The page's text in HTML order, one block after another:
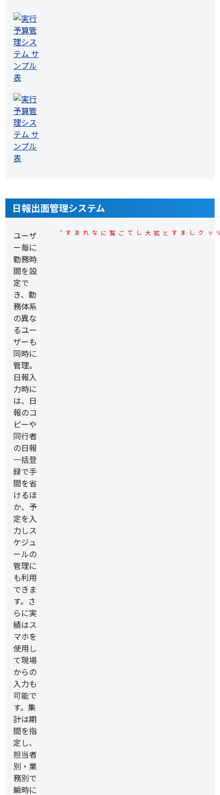
日報出面管理システム
ユーザ
ー毎に
勤務時
間を設
定で
き、勤
務体系
の異な
るユー
ザーも
同時に
管理。
日報入
力時に
は、日
報のコ
ピーや
同行者
の日報
一括登
録で手
間を省
けるほ
か、予
定を入
力しス
ケジュ
ールの
管理に
も利用
できま
す。さ
らに実
績はス
マホを
使用し
て現場
からの
入力も
可能で
す。集
計は期
間を指
定し、
担当者
別・業
務別で
瞬時に
※各サンプル画面上でクリックしますと拡大してご覧になれます。